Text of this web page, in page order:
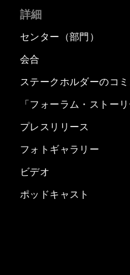
詳細
センター（部門）
会合
ステークホルダーのコ
「フォーラム・ストーリ
プレスリリース
フォトギャラリー
ビデオ
ポッドキャスト